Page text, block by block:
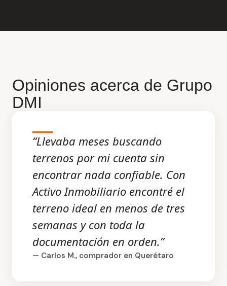
Opiniones acerca de Grupo
DMI
“Llevaba meses buscando
terrenos por mi cuenta sin
encontrar nada confiable. Con
Activo Inmobiliario encontré el
terreno ideal en menos de tres
semanas y con toda la
documentación en orden.”
— Carlos M., comprador en Querétaro